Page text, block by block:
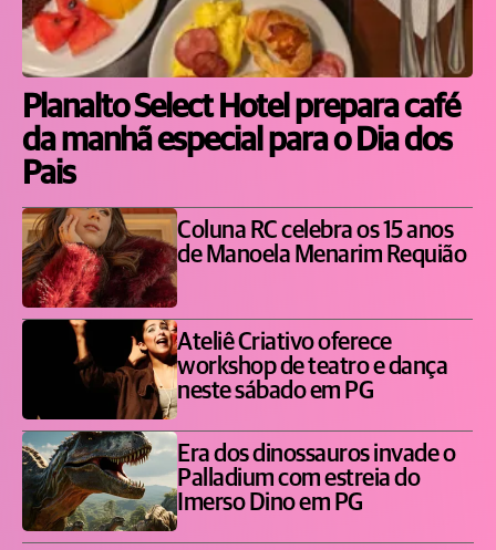
Planalto Select Hotel prepara café
da manhã especial para o Dia dos
Pais
Coluna RC celebra os 15 anos
de Manoela Menarim Requião
Ateliê Criativo oferece
workshop de teatro e dança
neste sábado em PG
Era dos dinossauros invade o
Palladium com estreia do
Imerso Dino em PG